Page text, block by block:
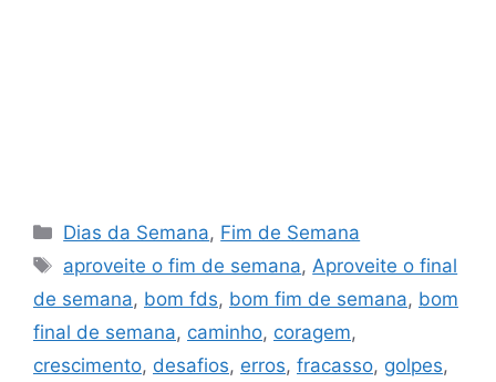
Categorias
Dias da Semana, Fim de Semana
Tags
aproveite o fim de semana, Aproveite o final
de semana, bom fds, bom fim de semana, bom
final de semana, caminho, coragem,
crescimento, desafios, erros, fracasso, golpes,